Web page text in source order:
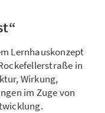
Lernhauskonzept
in
Wirkung,
im Zuge von